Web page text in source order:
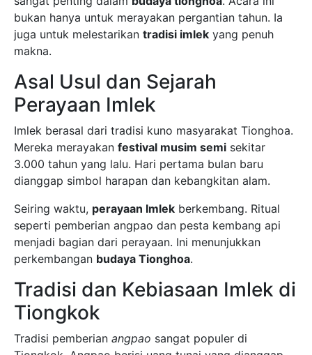
bukan hanya untuk merayakan pergantian tahun. Ia
juga untuk melestarikan tradisi imlek yang penuh
makna.
Asal Usul dan Sejarah
Perayaan Imlek
Imlek berasal dari tradisi kuno masyarakat Tionghoa.
Mereka merayakan festival musim semi sekitar
3.000 tahun yang lalu. Hari pertama bulan baru
dianggap simbol harapan dan kebangkitan alam.
Seiring waktu, perayaan Imlek berkembang. Ritual
seperti pemberian angpao dan pesta kembang api
menjadi bagian dari perayaan. Ini menunjukkan
perkembangan budaya Tionghoa.
Tradisi dan Kebiasaan Imlek di
Tiongkok
Tradisi pemberian angpao sangat populer di